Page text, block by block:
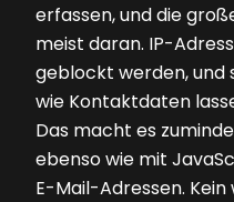
erfassen, und die
meist daran. IP-
geblockt werden, und
wie Kontaktdaten
Das macht es
ebenso wie mit
E-Mail-Adressen.